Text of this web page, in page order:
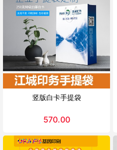
竖版白卡手提袋
570.00